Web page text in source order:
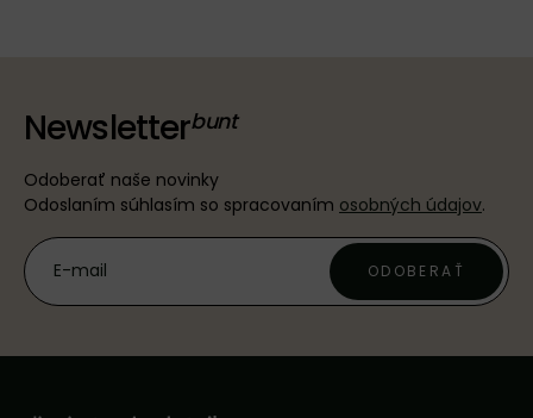
Newsletter
Odoberať naše novinky
Odoslaním súhlasím so spracovaním osobných údajov.
ODOBERAŤ